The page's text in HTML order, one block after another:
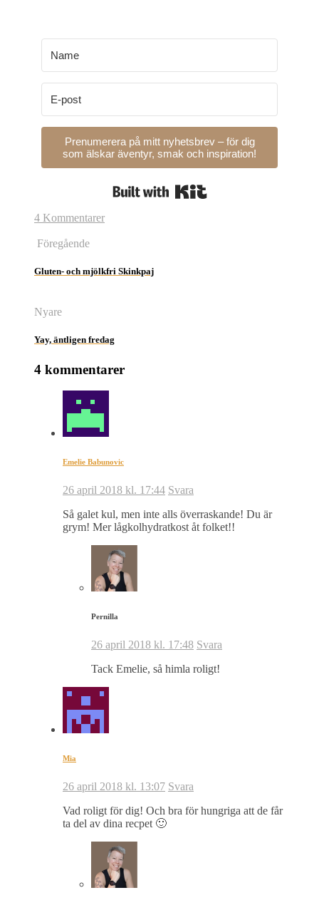
Prenumerera på mitt nyhetsbrev – för dig
som älskar äventyr, smak och inspiration!
4 Kommentarer
Föregående
Gluten- och mjölkfri Skinkpaj
Nyare
Yay, äntligen fredag
4 kommentarer
Emelie Babunovic
26 april 2018 kl. 17:44 Svara
Så galet kul, men inte alls överraskande! Du är
grym! Mer lågkolhydratkost åt folket!!
Pernilla
26 april 2018 kl. 17:48 Svara
Tack Emelie, så himla roligt!
Mia
26 april 2018 kl. 13:07 Svara
Vad roligt för dig! Och bra för hungriga att de får
ta del av dina recpet 🙂